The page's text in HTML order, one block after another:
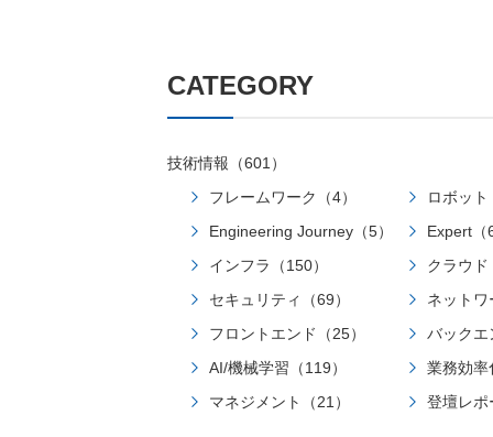
CATEGORY
技術情報（601）
フレームワーク（4）
ロボット
Engineering Journey（5）
Expert（
インフラ（150）
クラウド
セキュリティ（69）
ネットワ
フロントエンド（25）
バックエ
AI/機械学習（119）
業務効率
マネジメント（21）
登壇レポ